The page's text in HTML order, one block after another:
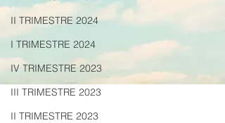
II TRIMESTRE 2024
I TRIMESTRE 2024
IV TRIMESTRE 2023
III TRIMESTRE 2023
II TRIMESTRE 2023